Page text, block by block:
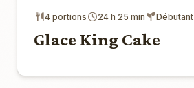
4 portions 24 h 25 min Débutant
Glace King Cake